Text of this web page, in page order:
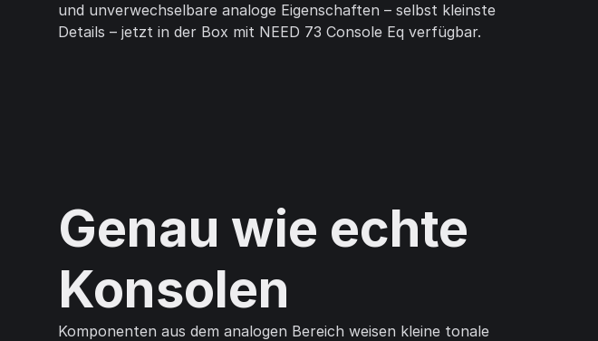
und unverwechselbare analoge Eigenschaften – selbst kleinste
Details – jetzt in der Box mit NEED 73 Console Eq verfügbar.
Genau wie echte
Konsolen
Komponenten aus dem analogen Bereich weisen kleine tonale